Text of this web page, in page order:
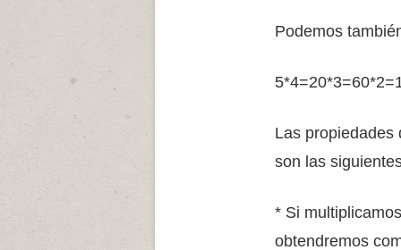
Podemos
Las propiedades
son las
* Si
obtendremos